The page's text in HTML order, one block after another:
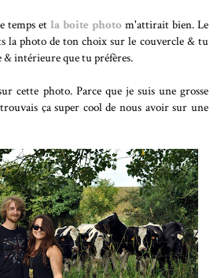
temps et la boite photo m'attirait bien. Le
la photo de ton choix sur le couvercle & tu
intérieure que tu préfères.
cette photo. Parce que je suis une grosse
ça super cool de nous avoir sur une